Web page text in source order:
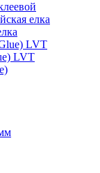
елка
LVT
LVT